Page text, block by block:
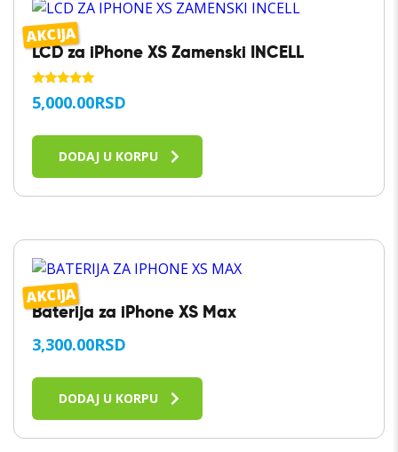
AKCIJA
LCD za iPhone XS Zamenski INCELL
OCENJENO
SA
5,000.00RSD
DODAJ U KORPU
AKCIJA
Baterija za iPhone XS Max
3,300.00RSD
DODAJ U KORPU